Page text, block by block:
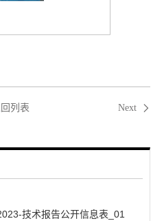
列表 Next
技术报告公开信息表_01